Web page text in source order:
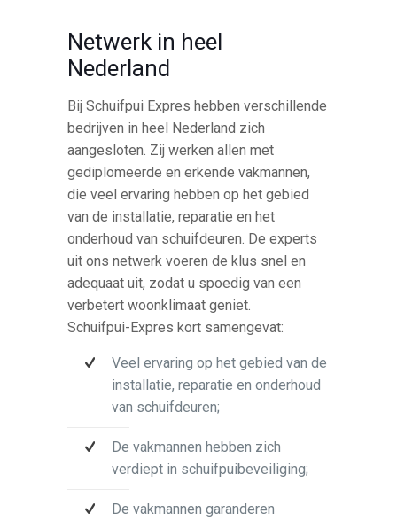
Netwerk in heel
Nederland
Bij Schuifpui Expres hebben verschillende
bedrijven in heel Nederland zich
aangesloten. Zij werken allen met
gediplomeerde en erkende vakmannen,
die veel ervaring hebben op het gebied
van de installatie, reparatie en het
onderhoud van schuifdeuren. De experts
uit ons netwerk voeren de klus snel en
adequaat uit, zodat u spoedig van een
verbetert woonklimaat geniet.
Schuifpui-Expres kort samengevat:
Veel ervaring op het gebied van de
installatie, reparatie en onderhoud
van schuifdeuren;
De vakmannen hebben zich
verdiept in schuifpuibeveiliging;
De vakmannen garanderen